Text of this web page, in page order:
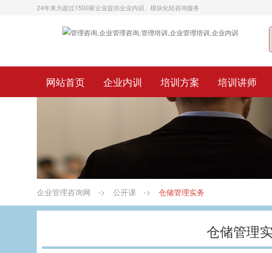
24年来为超过1500家企业提供企业内训、模块化轻咨询服务
网站首页 企业内训 培训方案 培训讲师
企业管理咨询网 -> 公开课 -> 仓储管理实务
仓储管理